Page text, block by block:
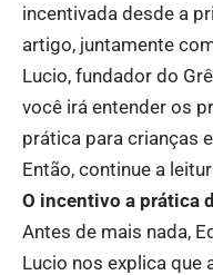
incentivada desde a
artigo, juntamente
Lucio, fundador do
você irá entender os
prática para crianças
Então, continue a
O incentivo a prática
Antes de mais nada,
Lucio nos explica que